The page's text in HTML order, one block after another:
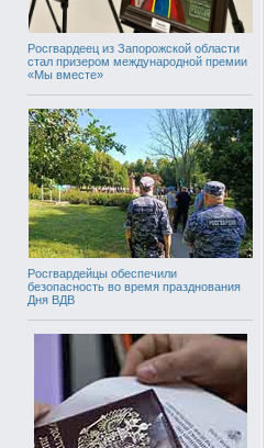
Росгвардеец из Запорожской области
стал призером международной премии
«Мы вместе»
Росгвардейцы обеспечили
безопасность во время празднования
Дня ВДВ